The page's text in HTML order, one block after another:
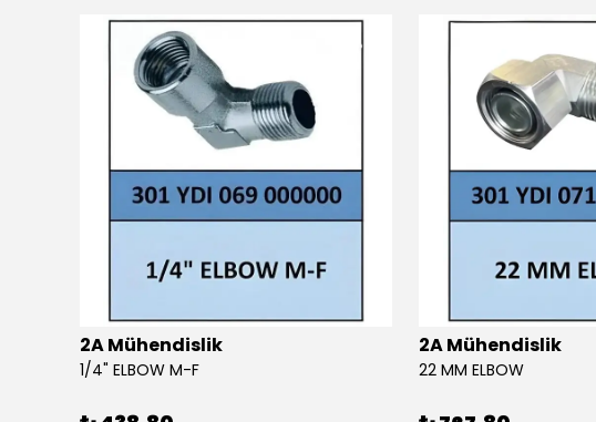
2A Mühendislik
1/4" ELBOW M-F
2A Mühendislik
22 MM ELBOW